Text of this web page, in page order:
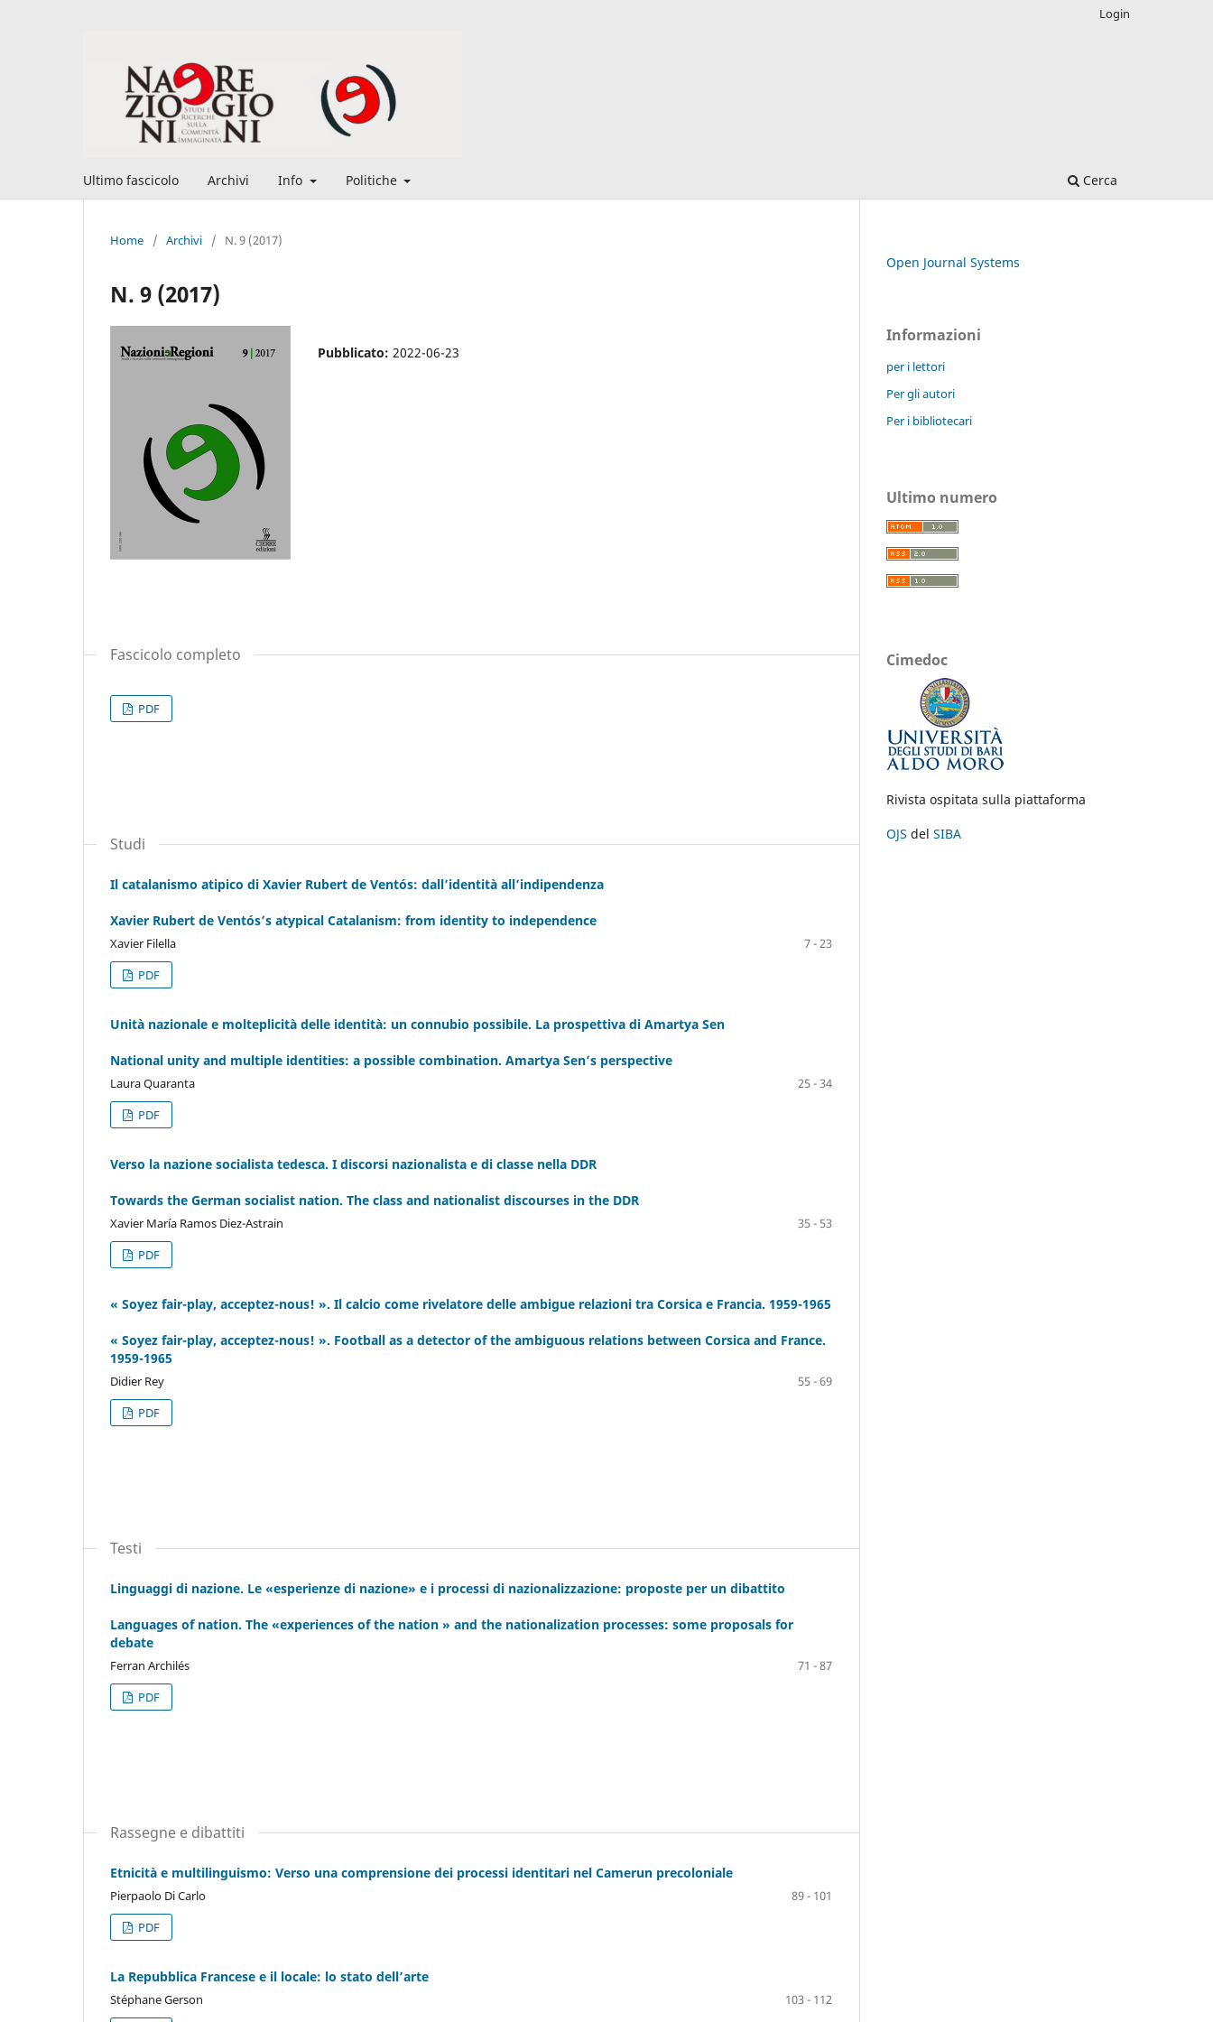
Ultimo fascicolo Archivi Info Politiche Cerca
Login
Home / Archivi / N. 9 (2017)
N. 9 (2017)
Pubblicato: 2022-06-23
Fascicolo completo
PDF
Studi
Il catalanismo atipico di Xavier Rubert de Ventós: dall’identità all’indipendenza
Xavier Rubert de Ventós’s atypical Catalanism: from identity to independence
Xavier Filella
7 - 23
PDF
Unità nazionale e molteplicità delle identità: un connubio possibile. La prospettiva di Amartya Sen
National unity and multiple identities: a possible combination. Amartya Sen’s perspective
Laura Quaranta
25 - 34
PDF
Verso la nazione socialista tedesca. I discorsi nazionalista e di classe nella DDR
Towards the German socialist nation. The class and nationalist discourses in the DDR
Xavier María Ramos Diez-Astrain
35 - 53
PDF
« Soyez fair-play, acceptez-nous! ». Il calcio come rivelatore delle ambigue relazioni tra Corsica e Francia. 1959-1965
« Soyez fair-play, acceptez-nous! ». Football as a detector of the ambiguous relations between Corsica and France.
1959-1965
Didier Rey
55 - 69
PDF
Testi
Linguaggi di nazione. Le «esperienze di nazione» e i processi di nazionalizzazione: proposte per un dibattito
Languages of nation. The «experiences of the nation » and the nationalization processes: some proposals for
debate
Ferran Archilés
71 - 87
PDF
Rassegne e dibattiti
Etnicità e multilinguismo: Verso una comprensione dei processi identitari nel Camerun precoloniale
Pierpaolo Di Carlo
89 - 101
PDF
La Repubblica Francese e il locale: lo stato dell’arte
Stéphane Gerson 103 - 112
Open Journal Systems
Informazioni
per i lettori
Per gli autori
Per i bibliotecari
Ultimo numero
Cimedoc
Rivista ospitata sulla piattaforma
OJS del SIBA